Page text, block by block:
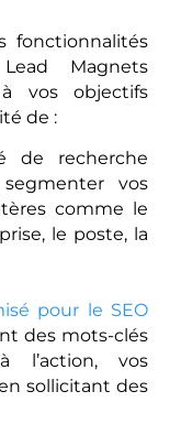
fonctionnalités
Magnets
vos objectifs
de :
de recherche
vos
comme le
le poste, la
pour le SEO
des mots-clés
l’action, vos
sollicitant des